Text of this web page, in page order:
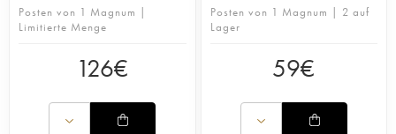
Posten von 1 Magnum |
Limitierte Menge
126€
Posten von 1 Magnum | 2 auf
Lager
59€